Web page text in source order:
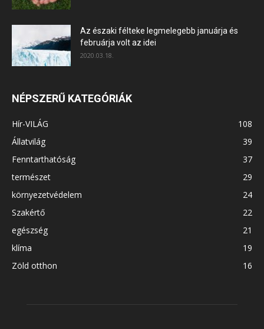
Az északi félteke legmelegebb januárja és
februárja volt az idei
2020.03.18.
NÉPSZERŰ KATEGÓRIÁK
Hír-VILÁG
108
Állatvilág
39
Fenntarthatóság
37
természet
29
környezetvédelem
24
Szakértő
22
egészség
21
klíma
19
Zöld otthon
16